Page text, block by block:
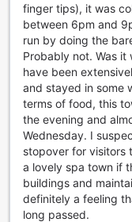
Khám phá vùng
Với vẻ đẹp tự nhiên
Kinugawa tại Nikko,
những ai muốn trốn
không gian yên
tiếng với các suối
đầu cho những ai
giãn trong một
này cũng nằm gần
ngôi đền và nguyên
nơi trên thế giới.
Nếu bạn đang tìm
finger tips), it was
between 6pm and
run by doing the
Probably not. Was
have been
and stayed in some
terms of food, this
the evening and
Wednesday. I
stopover for visitors
a lovely spa town if
buildings and
definitely a feeling
long passed.